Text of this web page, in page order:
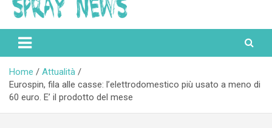
Spraynews.it
Home
Attualità
Eurospin, fila alle casse: l’elettrodomestico più usato a meno di
60 euro. E’ il prodotto del mese